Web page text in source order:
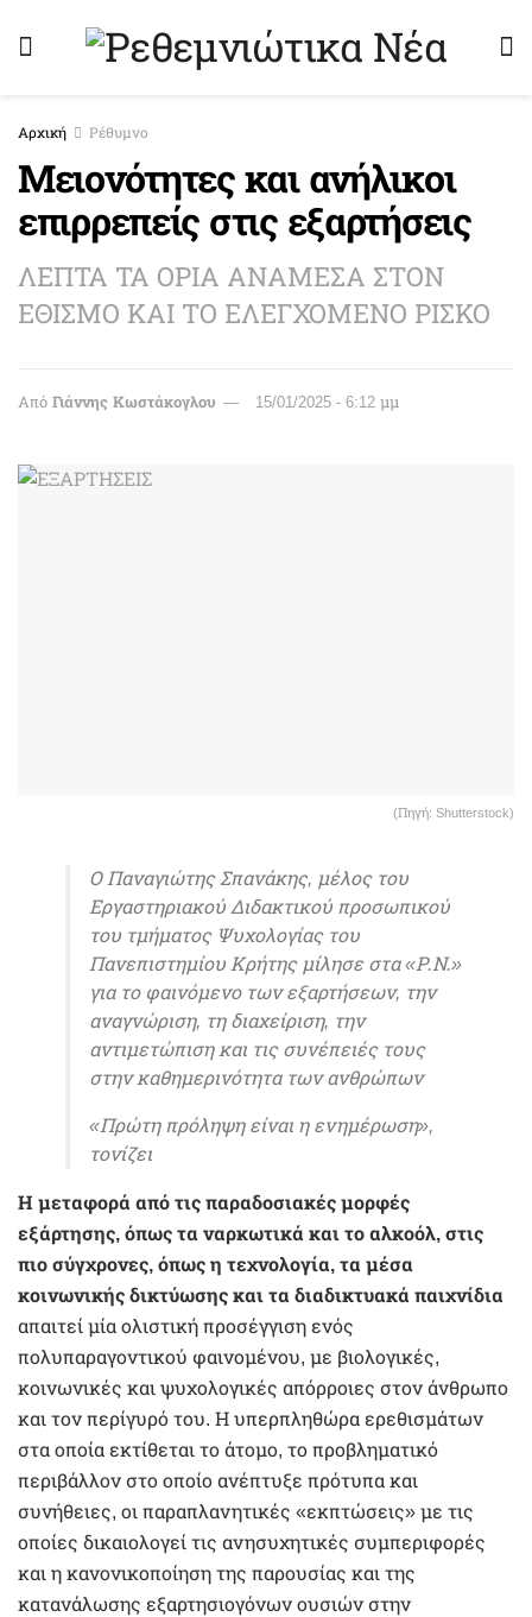
Αρχική Ρέθυμνο
Μειονότητες και ανήλικοι
επιρρεπείς στις εξαρτήσεις
ΛΕΠΤΑ ΤΑ ΟΡΙΑ ΑΝΑΜΕΣΑ ΣΤΟΝ
ΕΘΙΣΜΟ ΚΑΙ ΤΟ ΕΛΕΓΧΟΜΕΝΟ ΡΙΣΚΟ
Από Γιάννης Κωστάκογλου 15/01/2025 - 6:12 μμ
(Πηγή: Shutterstock)
Ο Παναγιώτης Σπανάκης, μέλος του
Εργαστηριακού Διδακτικού προσωπικού
του τμήματος Ψυχολογίας του
Πανεπιστημίου Κρήτης μίλησε στα «Ρ.Ν.»
για το φαινόμενο των εξαρτήσεων, την
αναγνώριση, τη διαχείριση, την
αντιμετώπιση και τις συνέπειές τους
στην καθημερινότητα των ανθρώπων
«Πρώτη πρόληψη είναι η ενημέρωση»,
τονίζει
Η μεταφορά από τις παραδοσιακές μορφές
εξάρτησης, όπως τα ναρκωτικά και το αλκοόλ, στις
πιο σύγχρονες, όπως η τεχνολογία, τα μέσα
κοινωνικής δικτύωσης και τα διαδικτυακά παιχνίδια
απαιτεί μία ολιστική προσέγγιση ενός
πολυπαραγοντικού φαινομένου, με βιολογικές,
κοινωνικές και ψυχολογικές απόρροιες στον άνθρωπο
και τον περίγυρό του. Η υπερπληθώρα ερεθισμάτων
στα οποία εκτίθεται το άτομο, το προβληματικό
περιβάλλον στο οποίο ανέπτυξε πρότυπα και
συνήθειες, οι παραπλανητικές «εκπτώσεις» με τις
οποίες δικαιολογεί τις ανησυχητικές συμπεριφορές
και η κανονικοποίηση της παρουσίας και της
κατανάλωσης εξαρτησιογόνων ουσιών στην